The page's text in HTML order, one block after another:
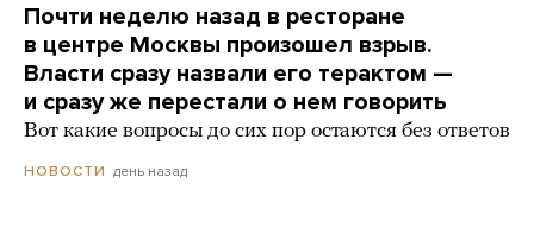
Почти неделю назад в ресторане
в центре Москвы произошел взрыв.
Власти сразу назвали его терактом —
и сразу же перестали о нем говорить
Вот какие вопросы до сих пор остаются без ответов
НОВОСТИ день назад